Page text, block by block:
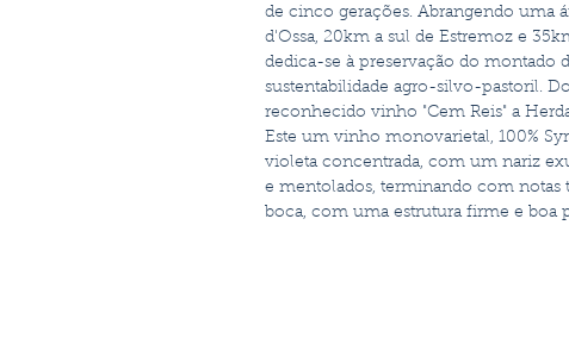
de cinco gerações. Abrangendo uma
d'Ossa, 20km a sul de Estremoz e
dedica-se à preservação do montado
sustentabilidade agro-silvo-pastoril.
reconhecido vinho "Cem Reis" a
Este um vinho monovarietal, 100%
violeta concentrada, com um nariz
e mentolados, terminando com notas
boca, com uma estrutura firme e boa